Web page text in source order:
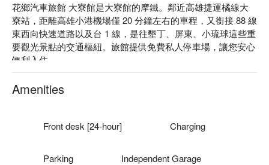
花鄉汽車旅館 大寮館是大寮館的摩鐵。鄰近高雄捷運橘線大
寮站，距離高雄小港機場僅 20 分鐘左右的車程，又銜接 88 線
東西向快速道路以及台 1 線，是往墾丁、屏東、小琉球這些重
要觀光景點的交通樞紐。旅館提供免費私人停車場，讓您安心
便利入住。
花鄉汽車旅館 大寮館評價：網友好評推薦
花鄉汽車旅館 大寮館推薦：近著名景點，如佛光山、澄清
花鄉汽車旅館 大寮館休息方案立刻查看⬇︎
Amenities
Front desk [24-hour] Charging
Parking Independent Garage